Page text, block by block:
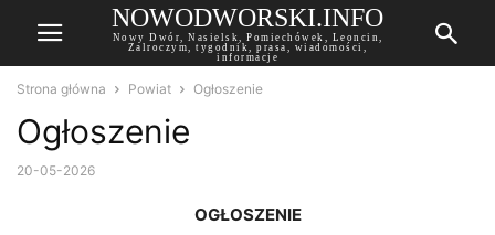
NOWODWORSKI.INFO
Nowy Dwór, Nasielsk, Pomiechówek, Leoncin,
Zalroczym, tygodnik, prasa, wiadomości,
informacje
Strona główna Powiat Ogłoszenie
Ogłoszenie
20-05-2026
OGŁOSZENIE